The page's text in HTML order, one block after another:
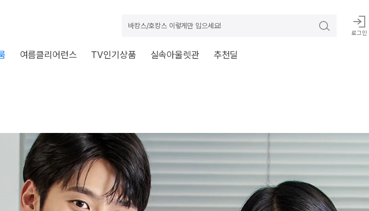
바캉스/호캉스 이렇게만 입으세요!
로그인
여름클리어런스 TV인기상품 실속아울렛관 추천딜